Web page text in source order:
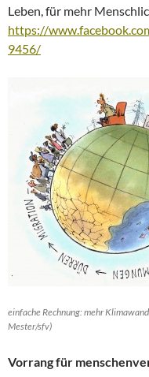
Leben, für mehr
https://
9456/
einfache Rechnung: mehr
Mester/sfv)
Vorrang für